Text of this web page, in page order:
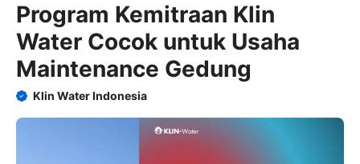
Program Kemitraan Klin
Water Cocok untuk Usaha
Maintenance Gedung
Klin Water Indonesia